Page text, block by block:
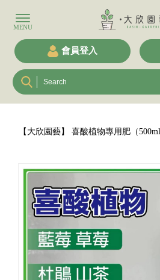
會員登入
【大欣園藝】 喜酸植物專用肥（